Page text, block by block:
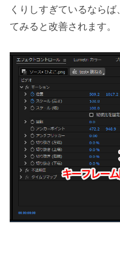
くりしすぎているなら
てみると改善されます。